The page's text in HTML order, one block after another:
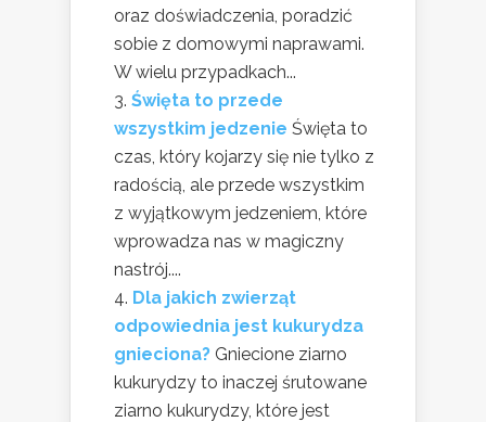
oraz doświadczenia, poradzić
sobie z domowymi naprawami.
W wielu przypadkach...
Święta to przede
wszystkim jedzenie Święta to
czas, który kojarzy się nie tylko z
radością, ale przede wszystkim
z wyjątkowym jedzeniem, które
wprowadza nas w magiczny
nastrój....
Dla jakich zwierząt
odpowiednia jest kukurydza
gnieciona? Gniecione ziarno
kukurydzy to inaczej śrutowane
ziarno kukurydzy, które jest